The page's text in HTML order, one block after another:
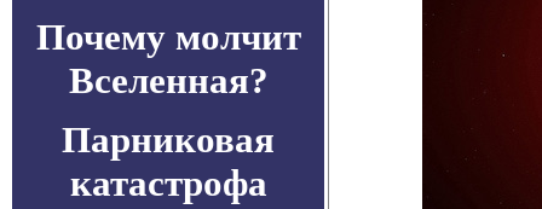
Почему молчит
Вселенная?
Парниковая
катастрофа